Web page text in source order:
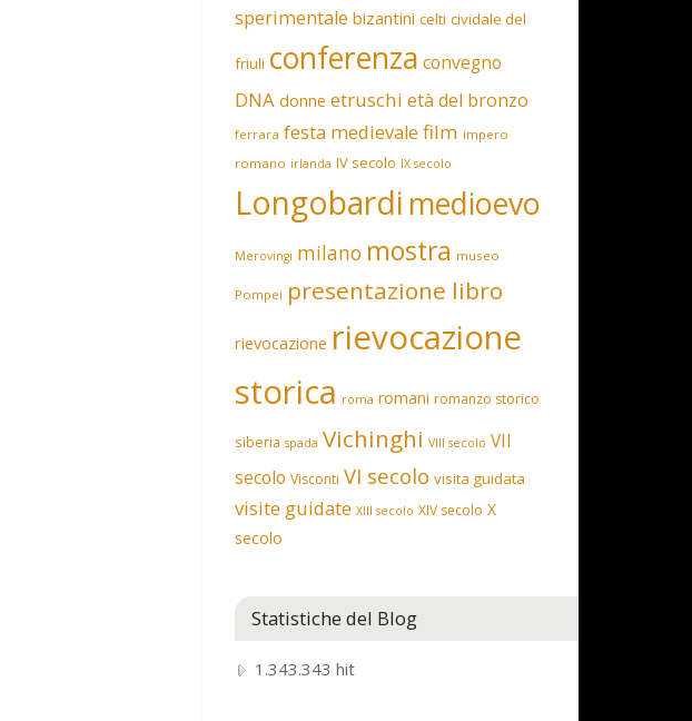
sperimentale bizantini celti cividale del
friuli conferenza convegno
DNA donne etruschi età del bronzo
ferrara festa medievale film impero
romano irlanda IV secolo IX secolo
Longobardi medioevo
Merovingi milano mostra museo
Pompei presentazione libro
rievocazione rievocazione
storica roma romani romanzo storico
siberia spada Vichinghi VIII secolo VII
secolo Visconti VI secolo visita guidata
visite guidate XIII secolo XIV secolo X
secolo
Statistiche del Blog
1.343.343 hit